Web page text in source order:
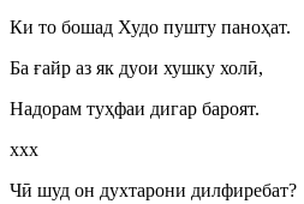
Ки то бошад Худо пушту паноҳат.
Ба ғайр аз як дуои хушку холӣ,
Надорам туҳфаи дигар бароят.
ххх
Чӣ шуд он духтарони дилфиребат?